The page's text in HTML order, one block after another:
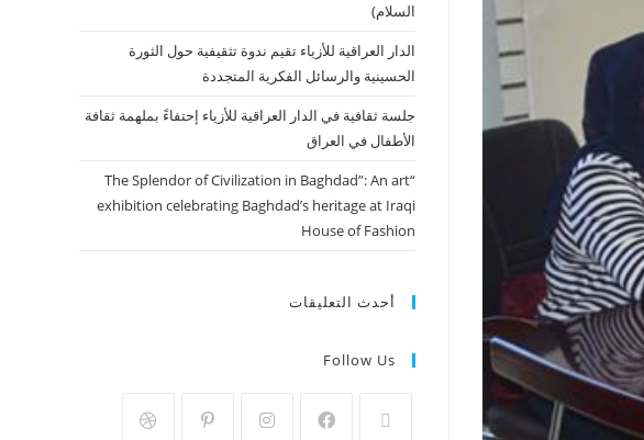
السلام)
الدار العراقية للأزياء تقيم ندوة تثقيفية حول الثورة
الحسينية والرسائل الفكرية المتجددة
جلسة ثقافية في الدار العراقية للأزياء إحتفاءً بملهمة ثقافة
الأطفال في العراق
“The Splendor of Civilization in Baghdad”: An art
exhibition celebrating Baghdad’s heritage at Iraqi
House of Fashion
أحدث التعليقات
Follow Us